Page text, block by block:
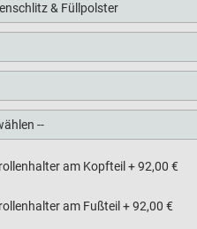
am Kopfteil+92,00 €
am Fußteil+92,00 €